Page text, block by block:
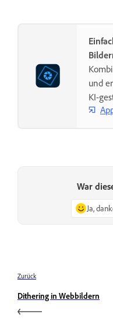
und
KI-
War
Ja,
Zurück
Dithering in Webbildern